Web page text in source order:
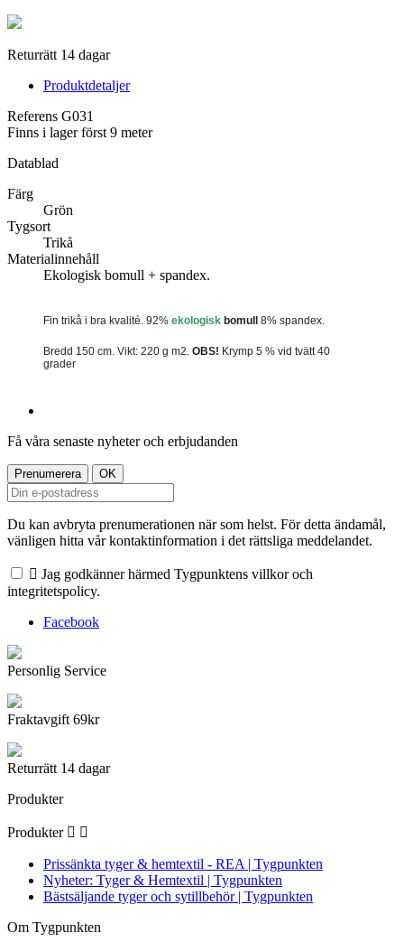
Returrätt 14 dagar
Produktdetaljer
Referens G031
Finns i lager först 9 meter
Datablad
Färg
Grön
Tygsort
Trikå
Materialinnehåll
Ekologisk bomull + spandex.
Fin trikå i bra kvalité. 92% ekologisk bomull 8% spandex.
Bredd 150 cm. Vikt: 220 g m2. OBS! Krymp 5 % vid tvätt 40
grader
Få våra senaste nyheter och erbjudanden
Du kan avbryta prenumerationen när som helst. För detta ändamål,
vänligen hitta vår kontaktinformation i det rättsliga meddelandet.
 Jag godkänner härmed Tygpunktens villkor och
integritetspolicy.
Facebook
Personlig Service
Fraktavgift 69kr
Returrätt 14 dagar
Produkter
Produkter  
Prissänkta tyger & hemtextil - REA | Tygpunkten
Nyheter: Tyger & Hemtextil | Tygpunkten
Bästsäljande tyger och sytillbehör | Tygpunkten
Om Tygpunkten